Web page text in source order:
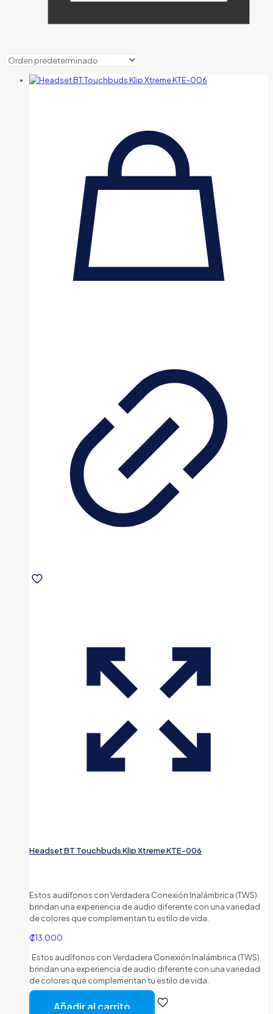
Headset BT Touchbuds Klip Xtreme KTE-006
Estos audífonos con Verdadera Conexión Inalámbrica (TWS)
brindan una experiencia de audio diferente con una variedad
de colores que complementan tu estilo de vida.
₡13.000
Estos audífonos con Verdadera Conexión Inalámbrica (TWS)
brindan una experiencia de audio diferente con una variedad
de colores que complementan tu estilo de vida.
Añadir al carrito